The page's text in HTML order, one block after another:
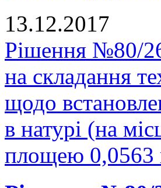
13.12.2017
Рішення №80/
на складання
щодо
в натурі (на
площею 0,0563